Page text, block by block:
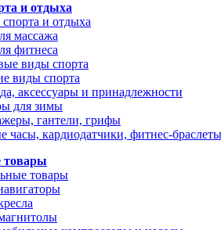
и отдыха
и отдыха
массажа
фитнеса
виды спорта
виды спорта
аксессуары и принадлежности
для зимы
гантели, грифы
часы, кардиодатчики, фитнес-браслеты
товары
товары